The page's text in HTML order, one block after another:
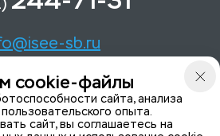
sb.ru
пр-кт, д. 70, корп. 1
Telegam
cookie-файлы
сайта, анализа
опыта.
сайт, вы соглашаетесь на